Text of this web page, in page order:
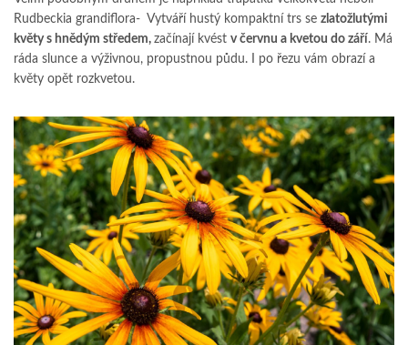
Rudbeckia grandiflora- Vytváří hustý kompaktní trs se zlatožlutými
květy s hnědým středem, začínají kvést v červnu a kvetou do září. Má
ráda slunce a výživnou, propustnou půdu. I po řezu vám obrazí a
květy opět rozkvetou.